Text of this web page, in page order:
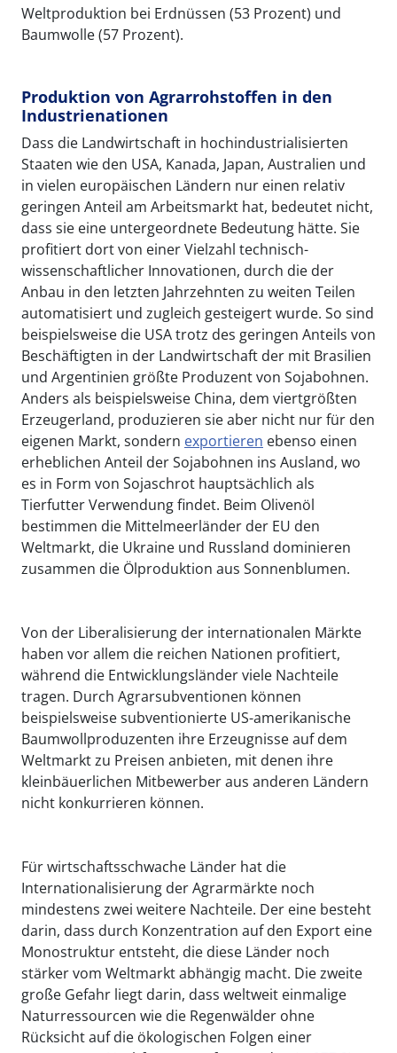
Weltproduktion bei Erdnüssen (53 Prozent) und
Baumwolle (57 Prozent).
Produktion von Agrarrohstoffen in den
Industrienationen
Dass die Landwirtschaft in hochindustrialisierten
Staaten wie den USA, Kanada, Japan, Australien und
in vielen europäischen Ländern nur einen relativ
geringen Anteil am Arbeitsmarkt hat, bedeutet nicht,
dass sie eine untergeordnete Bedeutung hätte. Sie
profitiert dort von einer Vielzahl technisch-
wissenschaftlicher Innovationen, durch die der
Anbau in den letzten Jahrzehnten zu weiten Teilen
automatisiert und zugleich gesteigert wurde. So sind
beispielsweise die USA trotz des geringen Anteils von
Beschäftigten in der Landwirtschaft der mit Brasilien
und Argentinien größte Produzent von Sojabohnen.
Anders als beispielsweise China, dem viertgrößten
Erzeugerland, produzieren sie aber nicht nur für den
eigenen Markt, sondern exportieren ebenso einen
erheblichen Anteil der Sojabohnen ins Ausland, wo
es in Form von Sojaschrot hauptsächlich als
Tierfutter Verwendung findet. Beim Olivenöl
bestimmen die Mittelmeerländer der EU den
Weltmarkt, die Ukraine und Russland dominieren
zusammen die Ölproduktion aus Sonnenblumen.
Von der Liberalisierung der internationalen Märkte
haben vor allem die reichen Nationen profitiert,
während die Entwicklungsländer viele Nachteile
tragen. Durch Agrarsubventionen können
beispielsweise subventionierte US-amerikanische
Baumwollproduzenten ihre Erzeugnisse auf dem
Weltmarkt zu Preisen anbieten, mit denen ihre
kleinbäuerlichen Mitbewerber aus anderen Ländern
nicht konkurrieren können.
Für wirtschaftsschwache Länder hat die
Internationalisierung der Agrarmärkte noch
mindestens zwei weitere Nachteile. Der eine besteht
darin, dass durch Konzentration auf den Export eine
Monostruktur entsteht, die diese Länder noch
stärker vom Weltmarkt abhängig macht. Die zweite
große Gefahr liegt darin, dass weltweit einmalige
Naturressourcen wie die Regenwälder ohne
Rücksicht auf die ökologischen Folgen einer